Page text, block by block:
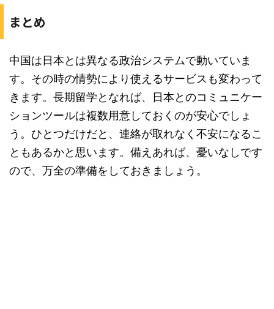
まとめ
中国は日本とは異なる政治システムで動いていま
す。その時の情勢により使えるサービスも変わって
きます。長期留学となれば、日本とのコミュニケー
ションツールは複数用意しておくのが安心でしょ
う。ひとつだけだと、連絡が取れなく不安になるこ
ともあるかと思います。備えあれば、憂いなしです
ので、万全の準備をしておきましょう。